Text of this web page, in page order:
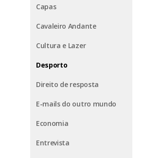
Capas
Cavaleiro Andante
Cultura e Lazer
Desporto
Direito de resposta
E-mails do outro mundo
Economia
Entrevista